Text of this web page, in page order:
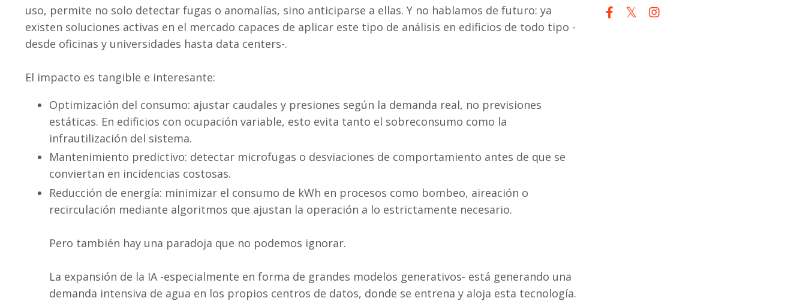
uso, permite no solo detectar fugas o anomalías, sino anticiparse a ellas. Y no hablamos de futuro: ya
existen soluciones activas en el mercado capaces de aplicar este tipo de análisis en edificios de todo tipo -
desde oficinas y universidades hasta data centers-.
El impacto es tangible e interesante:
Optimización del consumo: ajustar caudales y presiones según la demanda real, no previsiones
estáticas. En edificios con ocupación variable, esto evita tanto el sobreconsumo como la
infrautilización del sistema.
Mantenimiento predictivo: detectar microfugas o desviaciones de comportamiento antes de que se
conviertan en incidencias costosas.
Reducción de energía: minimizar el consumo de kWh en procesos como bombeo, aireación o
recirculación mediante algoritmos que ajustan la operación a lo estrictamente necesario.
Pero también hay una paradoja que no podemos ignorar.
La expansión de la IA -especialmente en forma de grandes modelos generativos- está generando una
demanda intensiva de agua en los propios centros de datos, donde se entrena y aloja esta tecnología.